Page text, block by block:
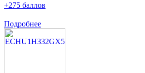
+275 баллов
Подробнее